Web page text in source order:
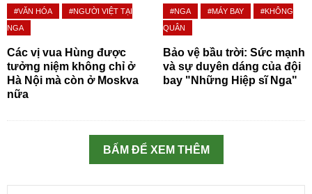
#VĂN HÓA
#NGƯỜI VIỆT TẠI
NGA
Các vị vua Hùng được
tưởng niệm không chỉ ở
Hà Nội mà còn ở Moskva
nữa
#NGA #MÁY BAY
#KHÔNG
QUÂN
Bảo vệ bầu trời: Sức mạnh
và sự duyên dáng của đội
bay "Những Hiệp sĩ Nga"
BẤM ĐỂ XEM THÊM